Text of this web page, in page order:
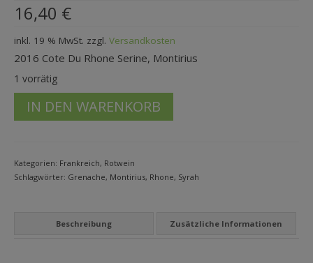
SHOP
KOMPLETTE WEINLISTE
WARENKORB
KASSE
Datenschutzbelehrung
16,40 €
inkl. 19 % MwSt. zzgl. Versandkosten
2016 Cote Du Rhone Serine, Montirius
1 vorrätig
2016
CdRIN DEN WARENKORB
Kategorien: Frankreich, Rotwein
Schlagwörter: Grenache, Montirius, Rhone, Syrah
Beschreibung Zusätzliche Informationen